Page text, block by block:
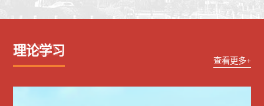
STUDY
理论学习
查看更多+